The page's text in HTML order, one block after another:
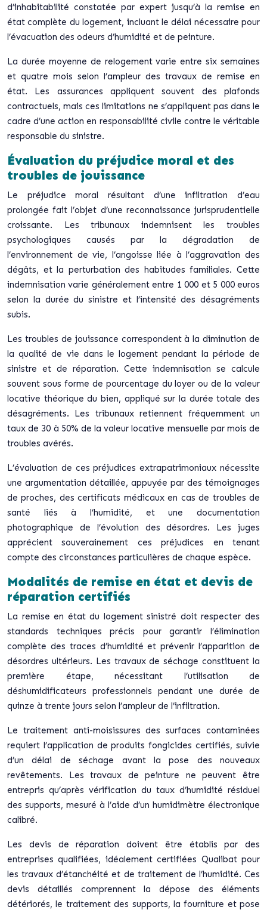
d’inhabitabilité constatée par expert jusqu’à la remise en
état complète du logement, incluant le délai nécessaire pour
l’évacuation des odeurs d’humidité et de peinture.
La durée moyenne de relogement varie entre six semaines
et quatre mois selon l’ampleur des travaux de remise en
état. Les assurances appliquent souvent des plafonds
contractuels, mais ces limitations ne s’appliquent pas dans le
cadre d’une action en responsabilité civile contre le véritable
responsable du sinistre.
Évaluation du préjudice moral et des
troubles de jouissance
Le préjudice moral résultant d’une infiltration d’eau
prolongée fait l’objet d’une reconnaissance jurisprudentielle
croissante. Les tribunaux indemnisent les troubles
psychologiques causés par la dégradation de
l’environnement de vie, l’angoisse liée à l’aggravation des
dégâts, et la perturbation des habitudes familiales. Cette
indemnisation varie généralement entre 1 000 et 5 000 euros
selon la durée du sinistre et l’intensité des désagréments
subis.
Les troubles de jouissance correspondent à la diminution de
la qualité de vie dans le logement pendant la période de
sinistre et de réparation. Cette indemnisation se calcule
souvent sous forme de pourcentage du loyer ou de la valeur
locative théorique du bien, appliqué sur la durée totale des
désagréments. Les tribunaux retiennent fréquemment un
taux de 30 à 50% de la valeur locative mensuelle par mois de
troubles avérés.
L’évaluation de ces préjudices extrapatrimoniaux nécessite
une argumentation détaillée, appuyée par des témoignages
de proches, des certificats médicaux en cas de troubles de
santé liés à l’humidité, et une documentation
photographique de l’évolution des désordres. Les juges
apprécient souverainement ces préjudices en tenant
compte des circonstances particulières de chaque espèce.
Modalités de remise en état et devis de
réparation certifiés
La remise en état du logement sinistré doit respecter des
standards techniques précis pour garantir l’élimination
complète des traces d’humidité et prévenir l’apparition de
désordres ultérieurs. Les travaux de séchage constituent la
première étape, nécessitant l’utilisation de
déshumidificateurs professionnels pendant une durée de
quinze à trente jours selon l’ampleur de l’infiltration.
Le traitement anti-moisissures des surfaces contaminées
requiert l’application de produits fongicides certifiés, suivie
d’un délai de séchage avant la pose des nouveaux
revêtements. Les travaux de peinture ne peuvent être
entrepris qu’après vérification du taux d’humidité résiduel
des supports, mesuré à l’aide d’un humidimètre électronique
calibré.
Les devis de réparation doivent être établis par des
entreprises qualifiées, idéalement certifiées Qualibat pour
les travaux d’étanchéité et de traitement de l’humidité. Ces
devis détaillés comprennent la dépose des éléments
détériorés, le traitement des supports, la fourniture et pose